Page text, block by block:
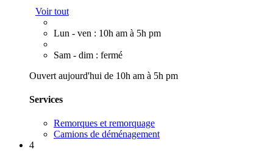
Voir tout
Lun - ven : 10h am à 5h pm
Sam - dim : fermé
Ouvert aujourd'hui de 10h am à 5h pm
Services
Remorques et remorquage
Camions de déménagement
4